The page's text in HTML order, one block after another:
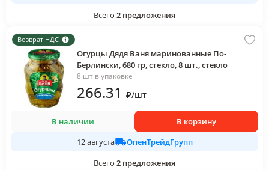
Всего 2 предложения
Возврат НДС
Огурцы Дядя Ваня маринованные По-
Берлински, 680 гр, стекло, 8 шт., стекло
8 шт в упаковке
266.31 ₽/шт
В наличии
В корзину
12 августа
ОпенТрейдГрупп
Всего 2 предложения